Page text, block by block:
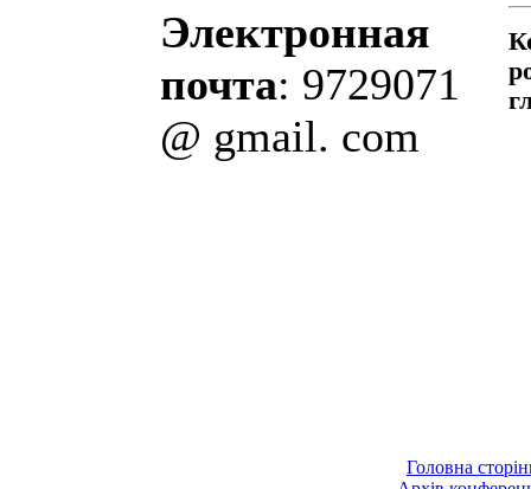
Электронная
почта: 9729071
@ gmail. com
Головна